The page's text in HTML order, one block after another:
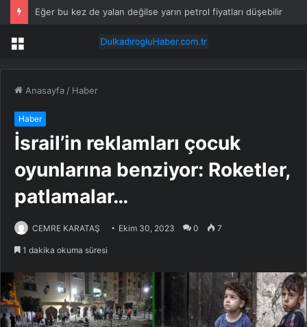
Eğer bu kez de yalan değilse yarın petrol fiyatları düşebilir
Menü
Anasayfa / Haber
Haber
İsrail’in reklamları çocuk
oyunlarına benziyor: Roketler,
patlamalar…
CEMRE KARATAŞ Ekim 30, 2023 0 7
1 dakika okuma süresi